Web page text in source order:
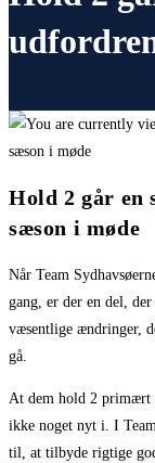
Hold 2 går en
sæson i møde
Når Team
gang, er der en del,
væsentlige ændringer,
gå.
At dem hold 2 primært
ikke noget nyt i. I
til, at tilbyde rigtige